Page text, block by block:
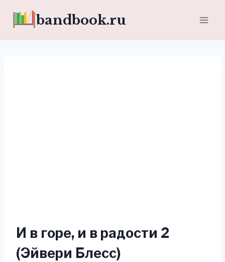
bandbook.ru
И в горе, и в радости 2
(Эйвери Блесс)